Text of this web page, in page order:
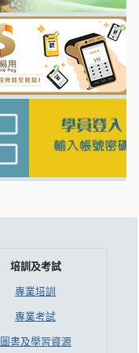
培訓及考試
專業培訓
專業考試
圖書及學習資源